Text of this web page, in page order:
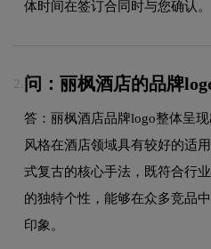
体时间在签订合同时与您确认。
2. 问：丽枫酒店的品牌
答：丽枫酒店品牌logo整体呈
风格在酒店领域具有较好的适
式复古的核心手法，既符合行
的独特个性，能够在众多竞品
印象。